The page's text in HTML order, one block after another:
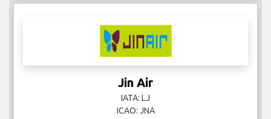
Jin Air
IATA: LJ
ICAO: JNA